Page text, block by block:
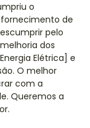
o
de
pelo
dos
Elétrica] e
O melhor
com a
Queremos a